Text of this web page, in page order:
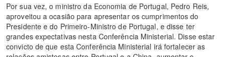
Por sua vez, o ministro da Economia de Portugal, Pedro Reis,
aproveitou a ocasião para apresentar os cumprimentos do
Presidente e do Primeiro-Ministro de Portugal, e disse ter
grandes expectativas nesta Conferência Ministerial. Disse estar
convicto de que esta Conferência Ministerial irá fortalecer as